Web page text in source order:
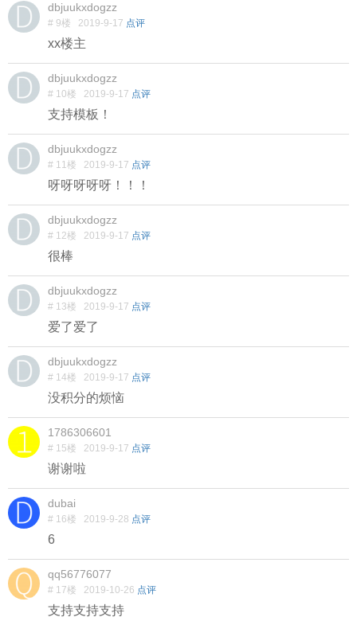
dbjuukxdogzz
# 9楼 2019-9-17 点评
xx楼主
dbjuukxdogzz
# 10楼 2019-9-17 点评
支持模板！
dbjuukxdogzz
# 11楼 2019-9-17 点评
呀呀呀呀呀！！！
dbjuukxdogzz
# 12楼 2019-9-17 点评
很棒
dbjuukxdogzz
# 13楼 2019-9-17 点评
爱了爱了
dbjuukxdogzz
# 14楼 2019-9-17 点评
没积分的烦恼
1786306601
# 15楼 2019-9-17 点评
谢谢啦
dubai
# 16楼 2019-9-28 点评
6
qq56776077
# 17楼 2019-10-26 点评
支持支持支持